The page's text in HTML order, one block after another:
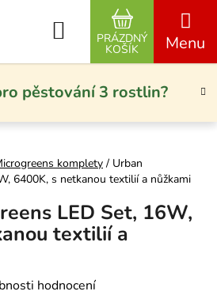
pěstování 3 rostlin?
Hledat
NÁKUPNÍ
PRÁZDNÝ
KOŠÍK
komplety / Urban
6400K, s netkanou textilií a nůžkami
LED Set, 16W,
textilií a
je 0,0 z 5 hvězdiček.
hodnocení